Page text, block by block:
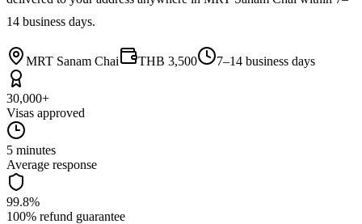
14 business days.
MRT Sanam Chai THB 3,500 7–14 business days
30,000+
Visas approved
5 minutes
Average response
99.8%
100% refund guarantee